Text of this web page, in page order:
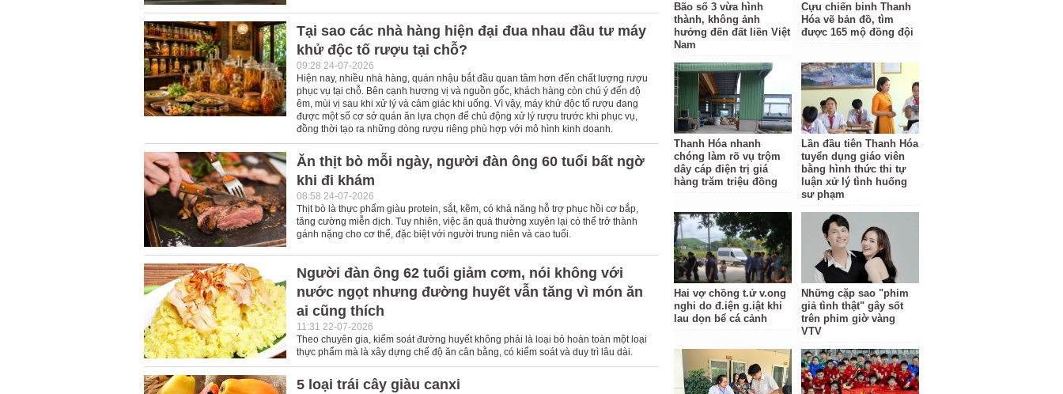
Tại sao các nhà hàng hiện đại đua nhau đầu tư máy
khử độc tố rượu tại chỗ?
09:28 24-07-2026
Hiện nay, nhiều nhà hàng, quán nhậu bắt đầu quan tâm hơn đến chất lượng rượu
phục vụ tại chỗ. Bên cạnh hương vị và nguồn gốc, khách hàng còn chú ý đến độ
êm, mùi vị sau khi xử lý và cảm giác khi uống. Vì vậy, máy khử độc tố rượu đang
được một số cơ sở quán ăn lựa chọn để chủ động xử lý rượu trước khi phục vụ,
đồng thời tạo ra những dòng rượu riêng phù hợp với mô hình kinh doanh.
Ăn thịt bò mỗi ngày, người đàn ông 60 tuổi bất ngờ
khi đi khám
08:58 24-07-2026
Thịt bò là thực phẩm giàu protein, sắt, kẽm, có khả năng hỗ trợ phục hồi cơ bắp,
tăng cường miễn dịch. Tuy nhiên, việc ăn quá thường xuyên lại có thể trở thành
gánh nặng cho cơ thể, đặc biệt với người trung niên và cao tuổi.
Người đàn ông 62 tuổi giảm cơm, nói không với
nước ngọt nhưng đường huyết vẫn tăng vì món ăn
ai cũng thích
11:31 22-07-2026
Theo chuyên gia, kiểm soát đường huyết không phải là loại bỏ hoàn toàn một loại
thực phẩm mà là xây dựng chế độ ăn cân bằng, có kiểm soát và duy trì lâu dài.
5 loại trái cây giàu canxi
Bão số 3 vừa hình
thành, không ảnh
hưởng đến đất liền Việt
Nam
Cựu chiến binh Thanh
Hóa vẽ bản đồ, tìm
được 165 mộ đồng đội
Thanh Hóa nhanh
chóng làm rõ vụ trộm
dây cáp điện trị giá
hàng trăm triệu đồng
Lần đầu tiên Thanh Hóa
tuyển dụng giáo viên
bằng hình thức thi tự
luận xử lý tình huống
sư phạm
Hai vợ chồng t.ử v.ong
nghi do đ.iện g.iật khi
lau dọn bể cá cảnh
Những cặp sao "phim
giả tình thật" gây sốt
trên phim giờ vàng
VTV